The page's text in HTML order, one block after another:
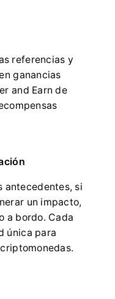
referencias y
ganancias
and Earn de
antecedentes, si
un impacto,
a bordo. Cada
única para